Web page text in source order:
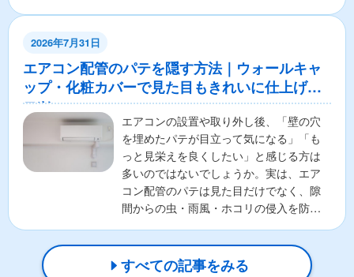
2026年7月31日
エアコン配管のパテを隠す方法｜ウォールキャ
ップ・化粧カバーで見た目もきれいに仕上げる
コツ
エアコンの設置や取り外し後、「壁の穴
を埋めたパテが目立って気になる」「も
っと見栄えを良くしたい」と感じる方は
多いのではないでしょうか。実は、エア
コン配管のパテは見た目だけでなく、隙
間からの虫・雨風・ホコリの侵入を防ぐ
すべての記事をみる